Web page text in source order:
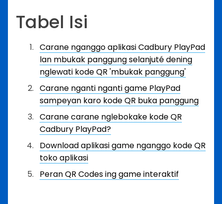
Tabel Isi
Carane nganggo aplikasi Cadbury PlayPad
lan mbukak panggung selanjuté dening
nglewati kode QR 'mbukak panggung'
Carane nganti nganti game PlayPad
sampeyan karo kode QR buka panggung
Carane carane nglebokake kode QR
Cadbury PlayPad?
Download aplikasi game nganggo kode QR
toko aplikasi
Peran QR Codes ing game interaktif